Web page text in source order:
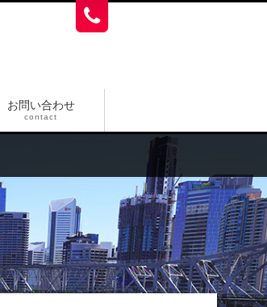
お問い合わせ
contact